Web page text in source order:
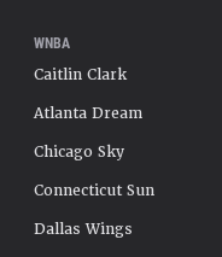
WNBA
Caitlin Clark
Atlanta Dream
Chicago Sky
Connecticut Sun
Dallas Wings